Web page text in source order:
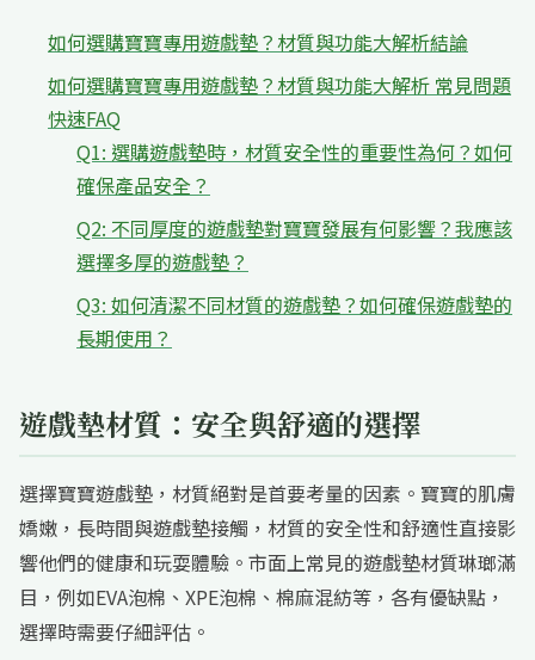
如何選購寶寶專用遊戲墊？材質與功能大解析結論
如何選購寶寶專用遊戲墊？材質與功能大解析 常見問題
快速FAQ
Q1: 選購遊戲墊時，材質安全性的重要性為何？如何
確保產品安全？
Q2: 不同厚度的遊戲墊對寶寶發展有何影響？我應該
選擇多厚的遊戲墊？
Q3: 如何清潔不同材質的遊戲墊？如何確保遊戲墊的
長期使用？
遊戲墊材質：安全與舒適的選擇
選擇寶寶遊戲墊，材質絕對是首要考量的因素。寶寶的肌膚
嬌嫩，長時間與遊戲墊接觸，材質的安全性和舒適性直接影
響他們的健康和玩耍體驗。市面上常見的遊戲墊材質琳瑯滿
目，例如EVA泡棉、XPE泡棉、棉麻混紡等，各有優缺點，
選擇時需要仔細評估。